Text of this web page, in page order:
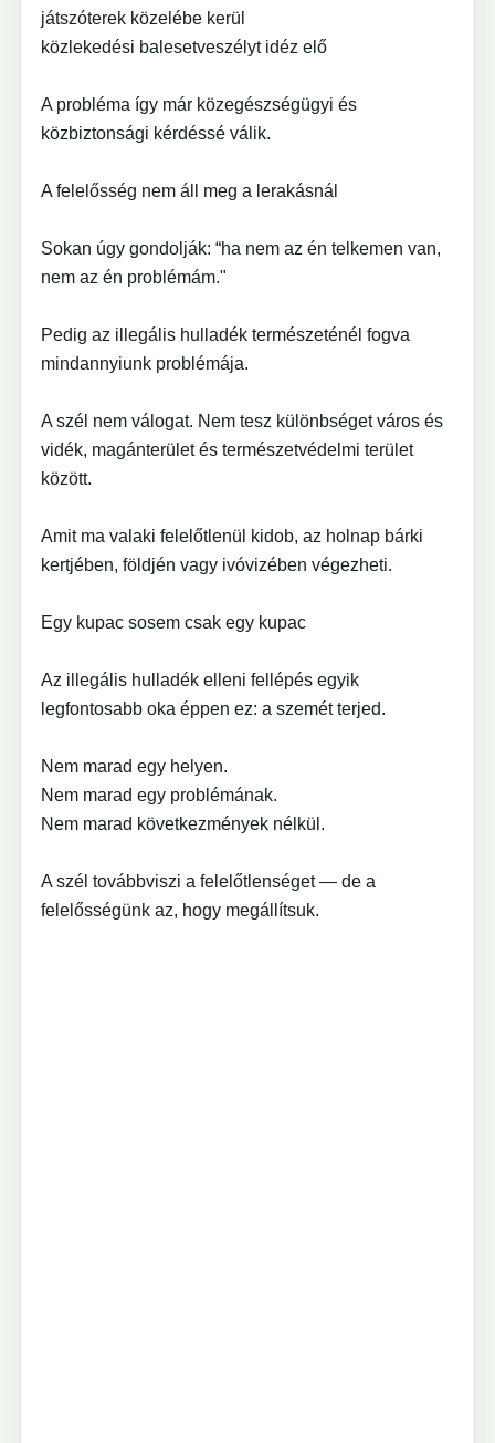
játszóterek közelébe kerül
közlekedési balesetveszélyt idéz elő
A probléma így már közegészségügyi és
közbiztonsági kérdéssé válik.
A felelősség nem áll meg a lerakásnál
Sokan úgy gondolják: “ha nem az én telkemen van,
nem az én problémám."
Pedig az illegális hulladék természeténél fogva
mindannyiunk problémája.
A szél nem válogat. Nem tesz különbséget város és
vidék, magánterület és természetvédelmi terület
között.
Amit ma valaki felelőtlenül kidob, az holnap bárki
kertjében, földjén vagy ivóvizében végezheti.
Egy kupac sosem csak egy kupac
Az illegális hulladék elleni fellépés egyik
legfontosabb oka éppen ez: a szemét terjed.
Nem marad egy helyen.
Nem marad egy problémának.
Nem marad következmények nélkül.
A szél továbbviszi a felelőtlenséget — de a
felelősségünk az, hogy megállítsuk.